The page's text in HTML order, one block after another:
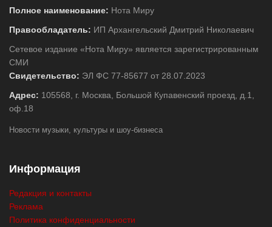
Полное наименование: Нота Миру
Правообладатель: ИП Архангельский Дмитрий Николаевич
Сетевое издание «Нота Миру» является зарегистрированным
СМИ
Свидетельство: ЭЛ ФС 77-85677 от 28.07.2023
Адрес: 105568, г. Москва, Большой Купавенский проезд, д.1,
оф.18
Новости музыки, культуры и шоу-бизнеса
Информация
Редакция и контакты
Реклама
Политика конфиденциальности